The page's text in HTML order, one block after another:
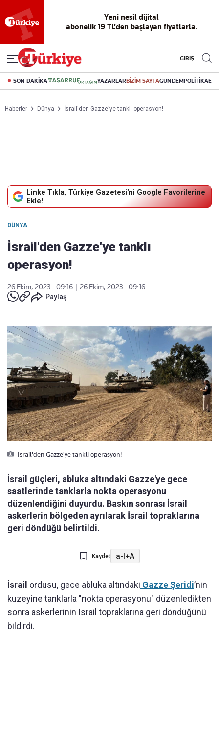
Yeni nesil dijital
abonelik 19 TL’den başlayan fiyatlarla.
GİRİŞ
SON DAKİKA YAZARLARBİZİM SAYFAGÜNDEMPOLİTİKA
Haberler Dünya İsrail'den Gazze'ye tanklı operasyon!
Linke Tıkla, Türkiye Gazetesi'ni Google Favorilerine
Ekle!
DÜNYA
İsrail'den Gazze'ye tanklı
operasyon!
26 Ekim, 2023 - 09:16
26 Ekim, 2023 - 09:16
Paylaş
Israil'den Gazze'ye tankli operasyon!
İsrail güçleri, abluka altındaki Gazze'ye gece
saatlerinde tanklarla nokta operasyonu
düzenlendiğini duyurdu. Baskın sonrası İsrail
askerlerin bölgeden ayrılarak İsrail topraklarına
geri döndüğü belirtildi.
Kaydet a-|+A
İsrail ordusu, gece abluka altındaki Gazze Şeridi’nin
kuzeyine tanklarla "nokta operasyonu" düzenledikten
sonra askerlerinin İsrail topraklarına geri döndüğünü
bildirdi.